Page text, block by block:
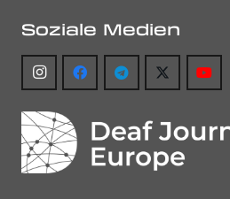
Soziale Medien